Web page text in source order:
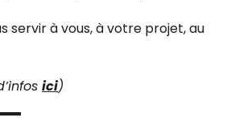
servir à vous, à votre projet, au
ici)